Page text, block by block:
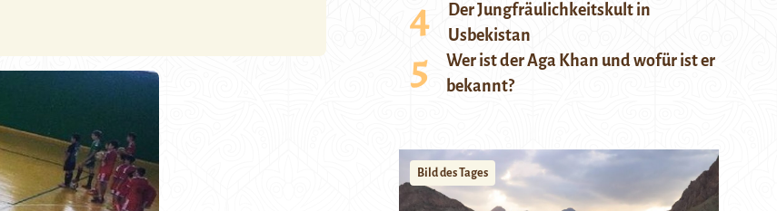
Der Jungfräulichkeitskult in
Usbekistan
Wer ist der Aga Khan und wofür ist er
bekannt?
Bild des Tages